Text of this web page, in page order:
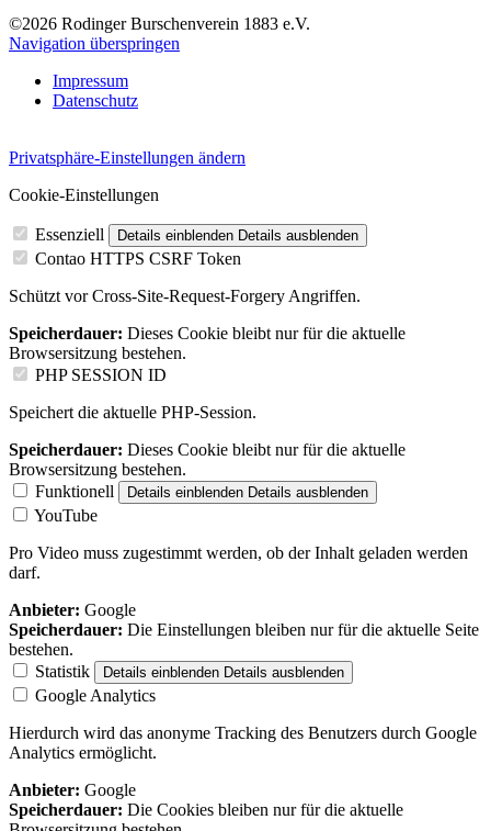
©2026 Rodinger Burschenverein 1883 e.V.
Navigation überspringen
Impressum
Datenschutz
Privatsphäre-Einstellungen ändern
Cookie-Einstellungen
Essenziell Details einblenden Details ausblenden
Contao HTTPS CSRF Token
Schützt vor Cross-Site-Request-Forgery Angriffen.
Speicherdauer: Dieses Cookie bleibt nur für die aktuelle
Browsersitzung bestehen.
PHP SESSION ID
Speichert die aktuelle PHP-Session.
Speicherdauer: Dieses Cookie bleibt nur für die aktuelle
Browsersitzung bestehen.
Funktionell
Details einblenden Details ausblenden
YouTube
Pro Video muss zugestimmt werden, ob der Inhalt geladen werden
darf.
Anbieter: Google
Speicherdauer: Die Einstellungen bleiben nur für die aktuelle Seite
bestehen.
Statistik
Details einblenden Details ausblenden
Google Analytics
Hierdurch wird das anonyme Tracking des Benutzers durch Google
Analytics ermöglicht.
Anbieter: Google
Speicherdauer: Die Cookies bleiben nur für die aktuelle